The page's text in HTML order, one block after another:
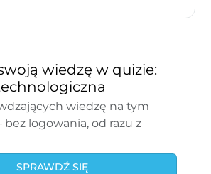
wiedzę w quizie:
wiedzę na tym
logowania, od razu z
SPRAWDŹ SIĘ